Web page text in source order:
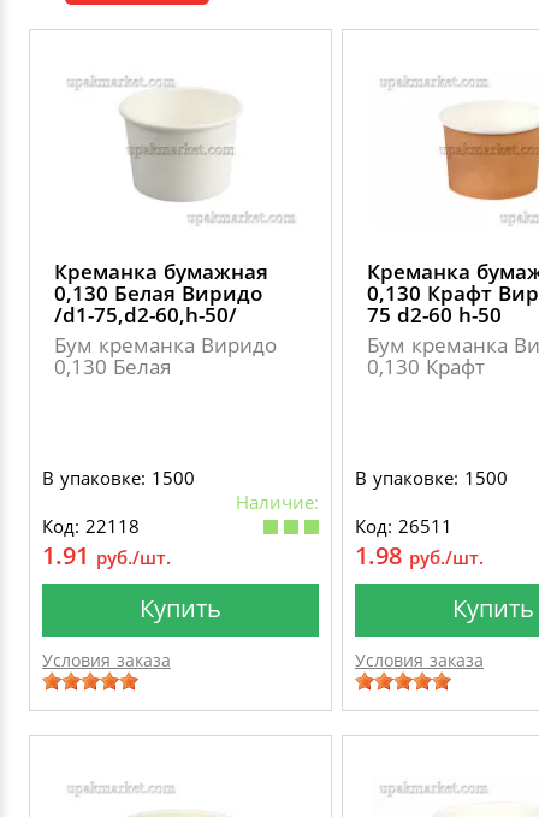
ПАКЕТЫ ПОЛИПРОПИЛЕНОВЫЕ
ПАКЕТЫ С ПЕТЛЕВЫМИ РУЧКАМИ
ПАКЕТЫ С ВЫРУБНЫМИ РУЧКАМИ
ПЛАСТИКОВЫЕ И БУМАЖНЫЕ ПАКЕТЫ
ДЕКОРАТИВНЫЕ УКРАШЕНИЯ
УПАКОВКА ДЛЯ ТОРТОВ
УПАКОВКА ДЛЯ ЯИЦ
ВАТНО-БУМАЖНАЯ ПРОДУКЦИЯ
САЛФЕТКИ, ПОЛОТЕНЦА
САЛФЕТКИ ВЛАЖНЫЕ
ИЗОЛЕНТЫ
КРЕППИРОВАННЫЕ ЛЕНТЫ
СКЛАДСКАЯ УПАКОВКА
СТИРАЛЬНЫЕ ПОРОШКИ
КОНДИЦИОНЕРЫ ДЛЯ БЕЛЬЯ
СРЕДСТВА ДЛЯ УБОРКИ И ЧИСТКИ
НИКА
ФЛОРЕАЛЬ
АВТОХИМИЯ
Креманка бумажная
0,130 Белая Виридо
/d1-75,d2-60,h-50/
Бум креманка Виридо
0,130 Белая
В упаковке: 1500
Наличие:
Код: 22118
1.91 руб./шт.
Купить
Условия заказа
Креманка
0,130 Крафт
75 d2-60 h-50
Бум креманка
0,130 Крафт
В упаковке: 1500
Код: 26511
1.98 руб./шт.
Купить
Условия заказа